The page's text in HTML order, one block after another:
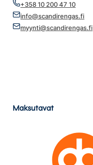
+358 10 200 47 10
info@scandirengas.fi
myynti@scandirengas.fi
Maksutavat